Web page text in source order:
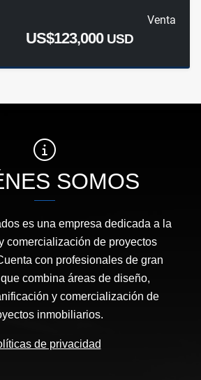
Venta
US$123,000 USD
SOMOS
es una empresa dedicada a la
comercialización de proyectos
con profesionales de gran
combina áreas de diseño,
y comercialización de
inmobiliarios.
de privacidad